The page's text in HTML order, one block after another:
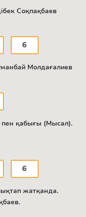
Соқпақбаев
6
Молдағалиев
пен қабығы (Мысал).
6
жатқанда.